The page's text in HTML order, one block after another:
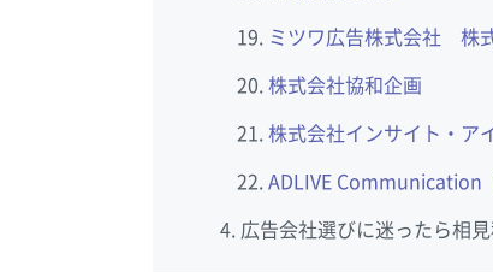
ミツワ広告株式会社 株
株式会社協和企画
株式会社インサイト・ア
ADLIVE Communication
広告会社選びに迷ったら相